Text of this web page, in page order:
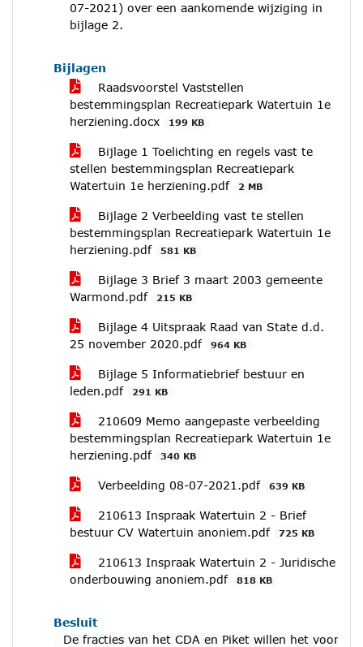
07-2021) over een aankomende wijziging in
bijlage 2.
Bijlagen
Raadsvoorstel Vaststellen
bestemmingsplan Recreatiepark Watertuin 1e
herziening.docx
199 KB
Bijlage 1 Toelichting en regels vast te
stellen bestemmingsplan Recreatiepark
Watertuin 1e herziening.pdf
2 MB
Bijlage 2 Verbeelding vast te stellen
bestemmingsplan Recreatiepark Watertuin 1e
herziening.pdf
581 KB
Bijlage 3 Brief 3 maart 2003 gemeente
Warmond.pdf
215 KB
Bijlage 4 Uitspraak Raad van State d.d.
25 november 2020.pdf
964 KB
Bijlage 5 Informatiebrief bestuur en
leden.pdf
291 KB
210609 Memo aangepaste verbeelding
bestemmingsplan Recreatiepark Watertuin 1e
herziening.pdf
340 KB
Verbeelding 08-07-2021.pdf 639 KB
210613 Inspraak Watertuin 2 - Brief
bestuur CV Watertuin anoniem.pdf
725 KB
210613 Inspraak Watertuin 2 - Juridische
onderbouwing anoniem.pdf
818 KB
Besluit
De fracties van het CDA en Piket willen het